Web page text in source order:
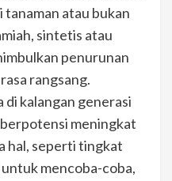
tanaman atau bukan
sintetis atau
penurunan
rangsang.
di kalangan generasi
meningkat
hal, seperti tingkat
mencoba-coba,